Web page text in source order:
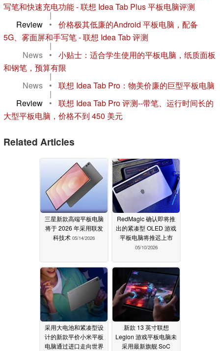
写笔和快速充电功能 - 联想 Idea Tab Plus 平板电脑评测
|
Review
•
价格极其低廉的Android 平板电脑，配备
5G、雾面屏和手写笔 - 联想 Idea Tab 评测
|
News
•
小贴士：适合学生使用的平板电脑，纸质面板
和钢笔，预算有限
|
News
• 联想 Idea Tab Pro：物美价廉的巨型平板电脑
|
Review
•
联想 Idea Tab Pro 评测--带笔、运行时间长的
大型平板电脑，价格不到 450 美元
Related Articles
三星新款高端平板电脑
将于 2026 年采用联发
科技术 05/14/2026
RedMagic 确认即将推
出的紧凑型 OLED 游戏
平板电脑将推迟上市
05/10/2026
采用大电池和紧凑型设
计的新款平价小米平板
电脑通过进口走向世界
新款 13 英寸联想
Legion 游戏平板电脑未
采用最新旗舰 SoC